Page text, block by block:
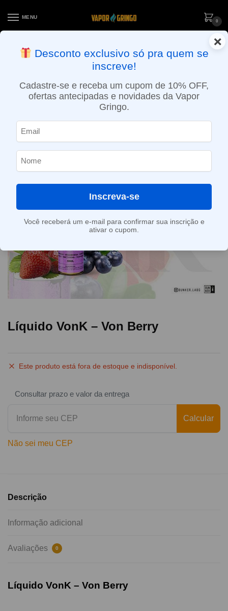
MENU
0
ENTREGA NO MESMO DIA EM SÃO PAULO (SEG A SEX): PEDIDOS
APROVADOS ATÉ 15:30 VIA MOTOBOY
Líquido VonK – Von Berry
Este produto está fora de estoque e indisponível.
Consultar prazo e valor da entrega
Calcular
Não sei meu CEP
Descrição
Informação adicional
Avaliações 0
Líquido VonK – Von Berry
×
Desconto exclusivo só pra quem se
inscreve!
Cadastre-se e receba um cupom de 10% OFF,
ofertas antecipadas e novidades da Vapor
Gringo.
Inscreva-se
Você receberá um e-mail para confirmar sua inscrição e
ativar o cupom.